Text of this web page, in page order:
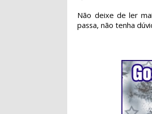
Não deixe de ler
passa, não tenha